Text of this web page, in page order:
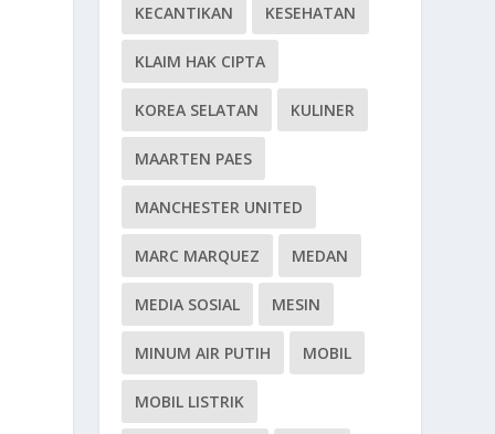
KECANTIKAN KESEHATAN
KLAIM HAK CIPTA
KOREA SELATAN KULINER
MAARTEN PAES
MANCHESTER UNITED
MARC MARQUEZ MEDAN
MEDIA SOSIAL MESIN
MINUM AIR PUTIH MOBIL
MOBIL LISTRIK